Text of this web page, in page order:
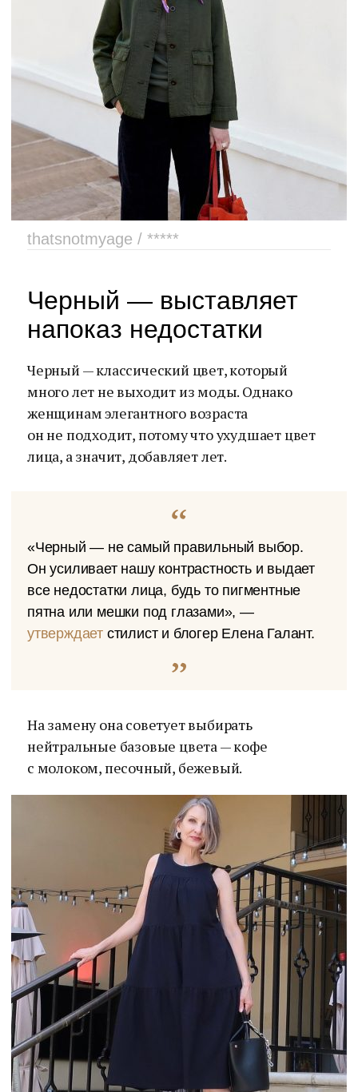
thatsnotmyage / *****
Черный — выставляет
напоказ недостатки
Черный — классический цвет, который
много лет не выходит из моды. Однако
женщинам элегантного возраста
он не подходит, потому что ухудшает цвет
лица, а значит, добавляет лет.
«Черный — не самый правильный выбор.
Он усиливает нашу контрастность и выдает
все недостатки лица, будь то пигментные
пятна или мешки под глазами», —
утверждает стилист и блогер Елена Галант.
На замену она советует выбирать
нейтральные базовые цвета — кофе
с молоком, песочный, бежевый.